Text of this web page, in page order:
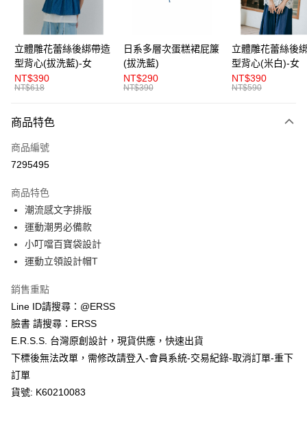
街口支付
悠遊付
AFTEE先享後付
相關說明
便利好安心！
２．便利：只要手機號碼，簡訊認證，即可結帳。
３．安心：先確認商品／服務後，再付款。
【「AFTEE先享後付」結帳流程】
１．於結帳方式選擇「AFTEE先享後付」後，將跳轉至「AFTEE先享後付」
結帳頁面，進行簡訊認證並確認金額後，即可完成結帳。
２．訂單成立數日內，您將收到繳費通知簡訊。
ATM／網路銀行／等多元方式進行付款，方視為交易完成。
※ 請注意：結帳手續完成當下不需立刻繳費，但若您需要取消訂單，請聯絡
後付繳納相關費用。
※ 交易是否成功請以「AFTEE先享後付 」之結帳頁面顯示為準，若有關於
是否繳費成功／繳費後需取消欲退款等相關疑問，請聯繫「AFTEE先享後付
客戶支援中心」https://netprotections.freshdesk.com/support/home
【注意事項】
１．透過由恩沛科技股份有限公司提供之「AFTEE先享後付」服務完成之交
易，需依本服務之必要範圍內提供個人資料，並將交易相關給付款項請求債
２．關於個人資料處理事宜，請瀏覽以下網址：
運送方式
全家取貨付款
付款後全家取貨
每筆NT$80，滿NT$1,200(含以上)免運費
付款後萊爾富取貨
7-11取貨付款
每筆NT$80，滿NT$1,200(含以上)免運費
付款後7-11取貨
立體雕花蕾絲後綁帶造
型背心(拔洗藍)-女
NT$390
NT$618
日系多層次蛋糕裙屁簾
(拔洗藍)
NT$290
NT$390
立體雕花蕾絲後
型背心(米白)-女
NT$390
NT$590
商品特色
商品編號
7295495
商品特色
潮流感文字排版
運動潮男必備款
小叮噹百寶袋設計
運動立領設計帽T
銷售重點
Line ID請搜尋：@ERSS
臉書 請搜尋：ERSS
E.R.S.S. 台灣原創設計，現貨供應，快速出貨
下標後無法改單，需修改請登入-會員系統-交易紀錄-取消訂單-重下
訂單
貨號: K60210083